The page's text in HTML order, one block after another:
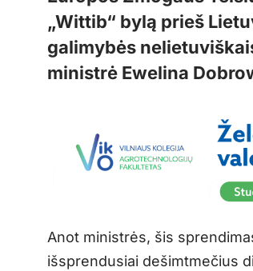
„Wittib“ bylą prieš
galimybės
ministrė Ewelina
Anot ministrės, šis
išsprendusiai dešimtmečius